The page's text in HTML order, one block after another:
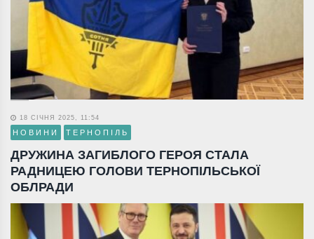
18 СІЧНЯ 2025, 11:54
НОВИНИ ТЕРНОПІЛЬ
ДРУЖИНА ЗАГИБЛОГО ГЕРОЯ СТАЛА
РАДНИЦЕЮ ГОЛОВИ ТЕРНОПІЛЬСЬКОЇ
ОБЛРАДИ